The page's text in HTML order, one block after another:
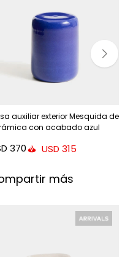
auxiliar exterior Mesquida de
con acabado azul
370 USD 315
más